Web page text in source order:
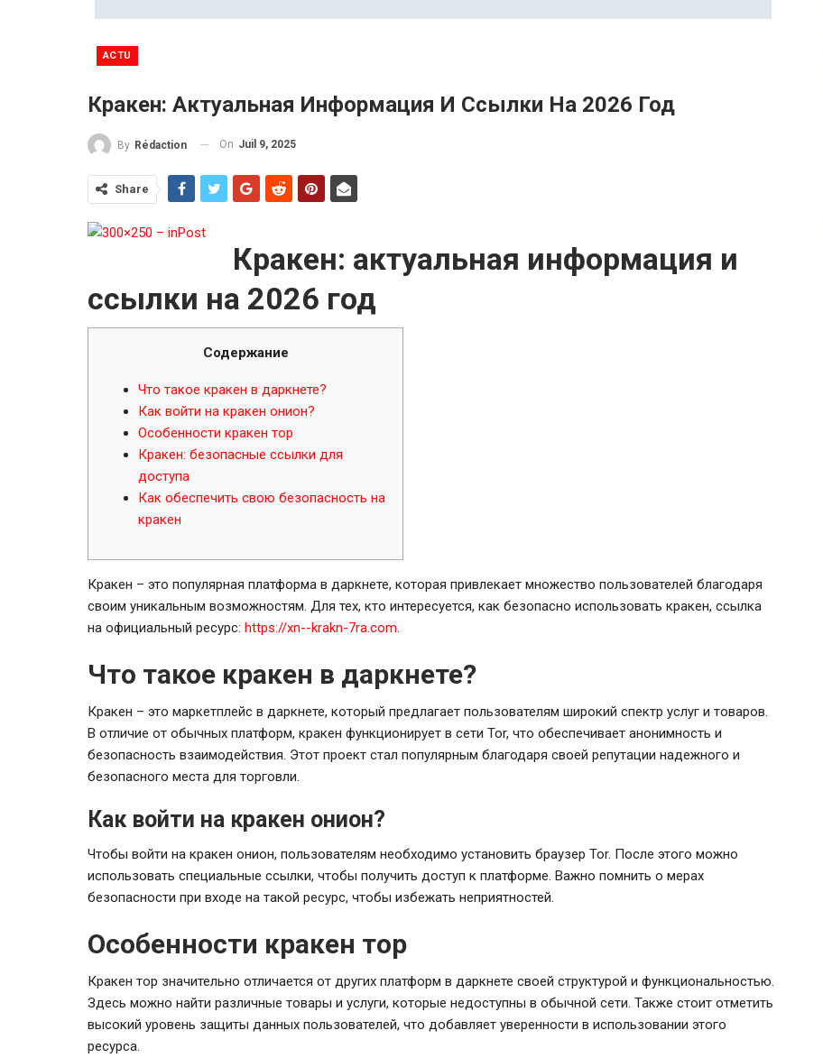
ACTU
Кракен: Актуальная Информация И Ссылки На 2026 Год
By Rédaction On Juil 9, 2025
Share
Кракен: актуальная информация и
ссылки на 2026 год
Содержание
Что такое кракен в даркнете?
Как войти на кракен онион?
Особенности кракен тор
Кракен: безопасные ссылки для
доступа
Как обеспечить свою безопасность на
кракен
Кракен – это популярная платформа в даркнете, которая привлекает множество пользователей благодаря
своим уникальным возможностям. Для тех, кто интересуется, как безопасно использовать кракен, ссылка
на официальный ресурс: https://xn--krakn-7ra.com.
Что такое кракен в даркнете?
Кракен – это маркетплейс в даркнете, который предлагает пользователям широкий спектр услуг и товаров.
В отличие от обычных платформ, кракен функционирует в сети Tor, что обеспечивает анонимность и
безопасность взаимодействия. Этот проект стал популярным благодаря своей репутации надежного и
безопасного места для торговли.
Как войти на кракен онион?
Чтобы войти на кракен онион, пользователям необходимо установить браузер Tor. После этого можно
использовать специальные ссылки, чтобы получить доступ к платформе. Важно помнить о мерах
безопасности при входе на такой ресурс, чтобы избежать неприятностей.
Особенности кракен тор
Кракен тор значительно отличается от других платформ в даркнете своей структурой и функциональностью.
Здесь можно найти различные товары и услуги, которые недоступны в обычной сети. Также стоит отметить
высокий уровень защиты данных пользователей, что добавляет уверенности в использовании этого
ресурса.